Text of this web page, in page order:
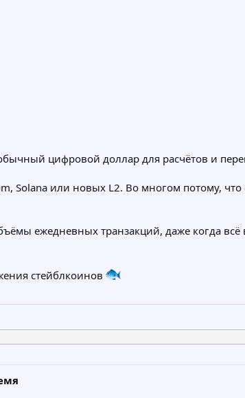
цифровой доллар для расчётов и
Solana или новых L2. Во многом потому, что
ежедневных транзакций, даже когда
стейблкоинов